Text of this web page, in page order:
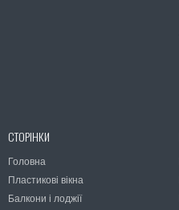
СТОРІНКИ
Головна
Пластикові вікна
Балкони і лоджії